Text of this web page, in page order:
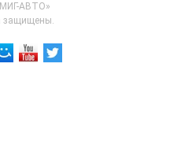
АВТО»
защищены.